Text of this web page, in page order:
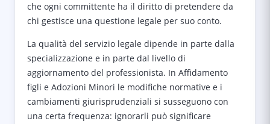
che ogni committente ha il diritto di pretendere da
chi gestisce una questione legale per suo conto.
La qualità del servizio legale dipende in parte dalla
specializzazione e in parte dal livello di
aggiornamento del professionista. In Affidamento
figli e Adozioni Minori le modifiche normative e i
cambiamenti giurisprudenziali si susseguono con
una certa frequenza: ignorarli può significare